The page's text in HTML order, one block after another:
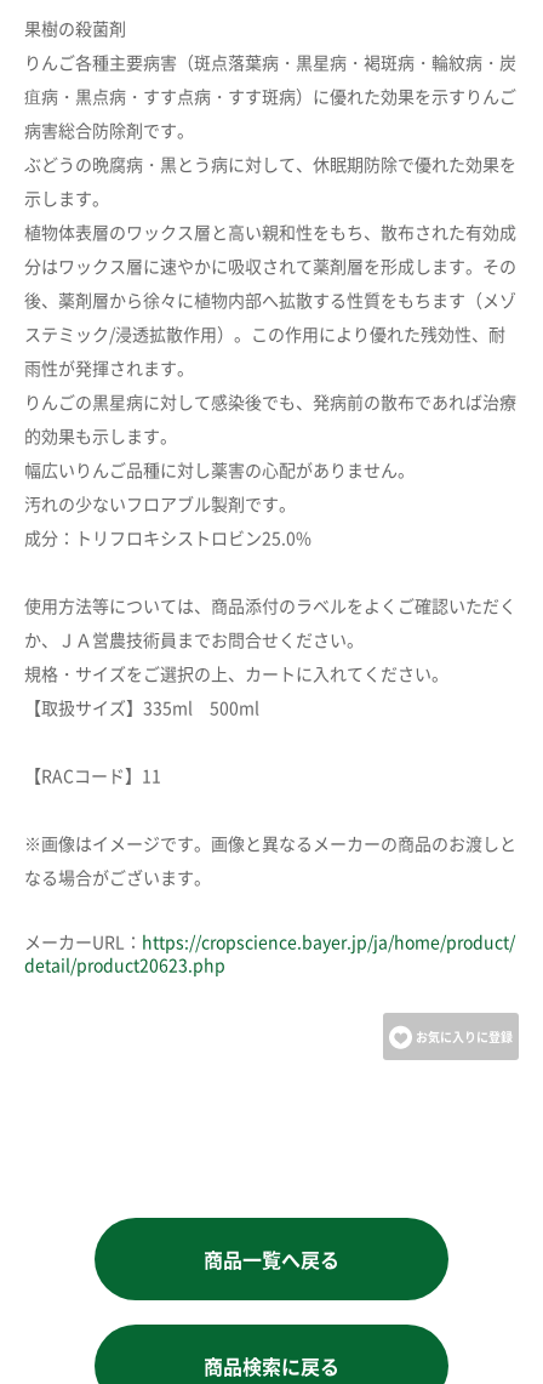
カートに追加しました。
お買い物を続ける
カートへ進む
果樹の殺菌剤
りんご各種主要病害（斑点落葉病・黒星病・褐斑病・輪紋病・炭
疽病・黒点病・すす点病・すす斑病）に優れた効果を示すりんご
病害総合防除剤です。
ぶどうの晩腐病・黒とう病に対して、休眠期防除で優れた効果を
示します。
植物体表層のワックス層と高い親和性をもち、散布された有効成
分はワックス層に速やかに吸収されて薬剤層を形成します。その
後、薬剤層から徐々に植物内部へ拡散する性質をもちます（メゾ
ステミック/浸透拡散作用）。この作用により優れた残効性、耐
雨性が発揮されます。
りんごの黒星病に対して感染後でも、発病前の散布であれば治療
的効果も示します。
幅広いりんご品種に対し薬害の心配がありません。
汚れの少ないフロアブル製剤です。
成分：トリフロキシストロビン25.0%
使用方法等については、商品添付のラベルをよくご確認いただく
か、ＪＡ営農技術員までお問合せください。
規格・サイズをご選択の上、カートに入れてください。
【取扱サイズ】335ml 500ml
【RACコード】11
※画像はイメージです。画像と異なるメーカーの商品のお渡しと
なる場合がございます。
メーカーURL： https://cropscience.bayer.jp/ja/home/product/
detail/product20623.php
お気に入りに登録
商品一覧へ戻る
商品検索に戻る